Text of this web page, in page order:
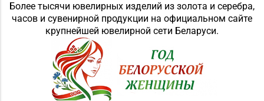
Более тысячи ювелирных изделий из золота и серебра,
часов и сувенирной продукции на официальном сайте
крупнейшей ювелирной сети Беларуси.